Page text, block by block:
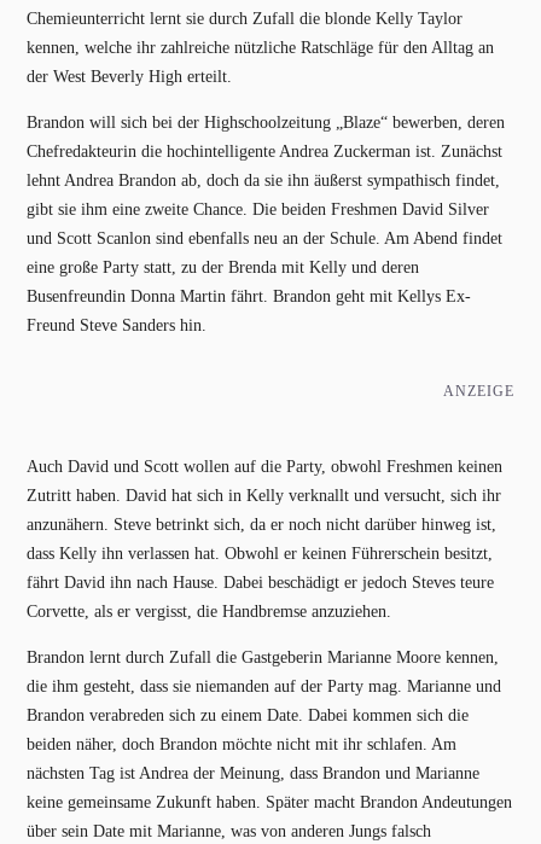
Chemieunterricht lernt sie durch Zufall die blonde Kelly Taylor
kennen, welche ihr zahlreiche nützliche Ratschläge für den Alltag an
der West Beverly High erteilt.
Brandon will sich bei der Highschoolzeitung „Blaze“ bewerben, deren
Chefredakteurin die hochintelligente Andrea Zuckerman ist. Zunächst
lehnt Andrea Brandon ab, doch da sie ihn äußerst sympathisch findet,
gibt sie ihm eine zweite Chance. Die beiden Freshmen David Silver
und Scott Scanlon sind ebenfalls neu an der Schule. Am Abend findet
eine große Party statt, zu der Brenda mit Kelly und deren
Busenfreundin Donna Martin fährt. Brandon geht mit Kellys Ex-
Freund Steve Sanders hin.
ANZEIGE
Auch David und Scott wollen auf die Party, obwohl Freshmen keinen
Zutritt haben. David hat sich in Kelly verknallt und versucht, sich ihr
anzunähern. Steve betrinkt sich, da er noch nicht darüber hinweg ist,
dass Kelly ihn verlassen hat. Obwohl er keinen Führerschein besitzt,
fährt David ihn nach Hause. Dabei beschädigt er jedoch Steves teure
Corvette, als er vergisst, die Handbremse anzuziehen.
Brandon lernt durch Zufall die Gastgeberin Marianne Moore kennen,
die ihm gesteht, dass sie niemanden auf der Party mag. Marianne und
Brandon verabreden sich zu einem Date. Dabei kommen sich die
beiden näher, doch Brandon möchte nicht mit ihr schlafen. Am
nächsten Tag ist Andrea der Meinung, dass Brandon und Marianne
keine gemeinsame Zukunft haben. Später macht Brandon Andeutungen
über sein Date mit Marianne, was von anderen Jungs falsch